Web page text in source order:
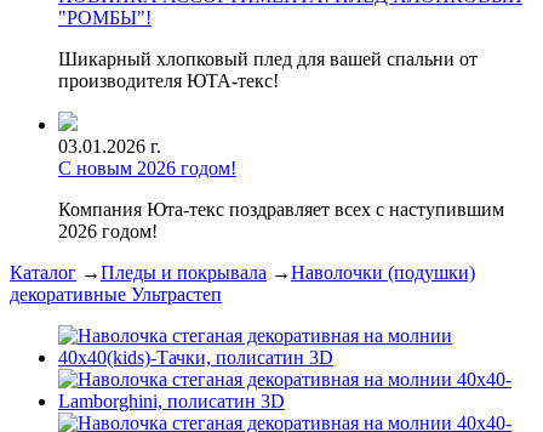
"РОМБЫ"!
Шикарный хлопковый плед для вашей спальни от
производителя ЮТА-текс!
03.01.2026 г.
С новым 2026 годом!
Компания Юта-текс поздравляет всех с наступившим
2026 годом!
Каталог →Пледы и покрывала →Наволочки (подушки)
декоративные Ультрастеп